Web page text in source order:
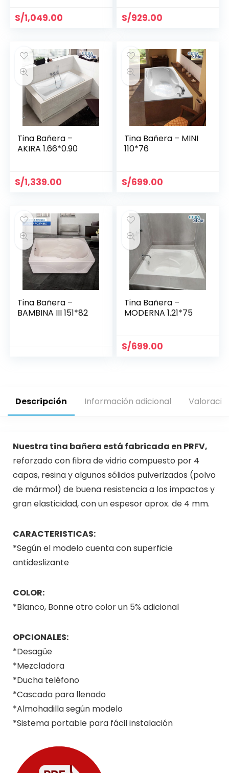
S/1,049.00 S/929.00
Tina Bañera –
AKIRA 1.66*0.90
S/1,339.00
Tina Bañera – MINI
110*76
S/699.00
Tina Bañera –
BAMBINA III 151*82
Tina Bañera –
MODERNA 1.21*75
S/699.00
Descripción Información adicional
Nuestra tina bañera está fabricada en PRFV,
reforzado con fibra de vidrio compuesto por 4
capas, resina y algunos sólidos pulverizados (polvo
de mármol) de buena resistencia a los impactos y
gran elasticidad, con un espesor aprox. de 4 mm.
CARACTERISTICAS:
*Según el modelo cuenta con superficie
antideslizante
COLOR:
*Blanco, Bonne otro color un 5% adicional
OPCIONALES:
*Desagüe
*Mezcladora
*Ducha teléfono
*Cascada para llenado
*Almohadilla según modelo
*Sistema portable para fácil instalación